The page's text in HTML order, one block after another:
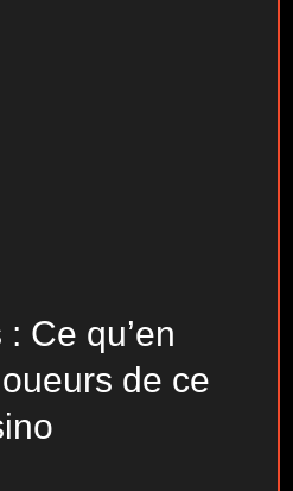
Ce qu’en
de ce